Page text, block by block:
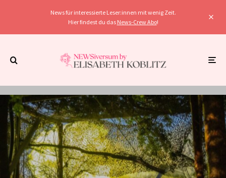
News für interessierte Leser:innen mit wenig Zeit.
Hier findest du das News-Crew Abo!